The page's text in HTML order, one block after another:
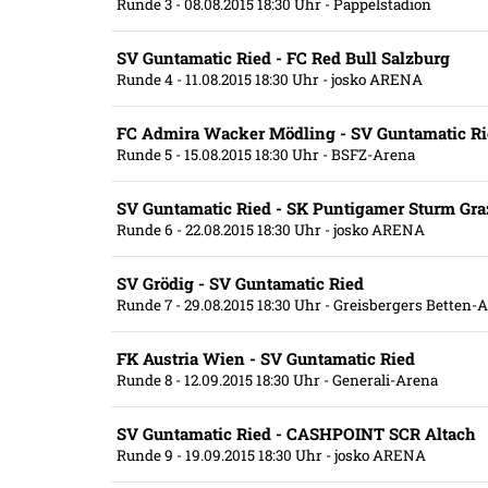
Runde 3 - 08.08.2015 18:30 Uhr - Pappelstadion
SV Guntamatic Ried - FC Red Bull Salzburg
Runde 4 - 11.08.2015 18:30 Uhr - josko ARENA
FC Admira Wacker Mödling - SV Guntamatic
Runde 5 - 15.08.2015 18:30 Uhr - BSFZ-Arena
SV Guntamatic Ried - SK Puntigamer Sturm
Runde 6 - 22.08.2015 18:30 Uhr - josko ARENA
SV Grödig - SV Guntamatic Ried
Runde 7 - 29.08.2015 18:30 Uhr - Greisbergers Betten-
FK Austria Wien - SV Guntamatic Ried
Runde 8 - 12.09.2015 18:30 Uhr - Generali-Arena
SV Guntamatic Ried - CASHPOINT SCR Altach
Runde 9 - 19.09.2015 18:30 Uhr - josko ARENA